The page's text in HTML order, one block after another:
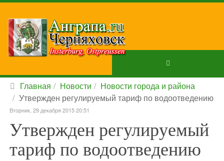
Главная Новости
Новости города и района
Утвержден регулируемый тариф по водоотведению
Вторник, 29 декабря 2015 20:51
Утвержден регулируемый
тариф по водоотведению